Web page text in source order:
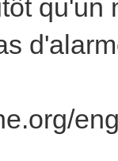
qu'un